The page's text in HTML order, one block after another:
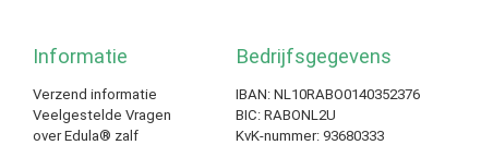
Informatie
Verzend informatie
Veelgestelde Vragen
over Edula® zalf
Bedrijfsgegevens
IBAN: NL10RABO0140352376
BIC: RABONL2U
KvK-nummer: 93680333